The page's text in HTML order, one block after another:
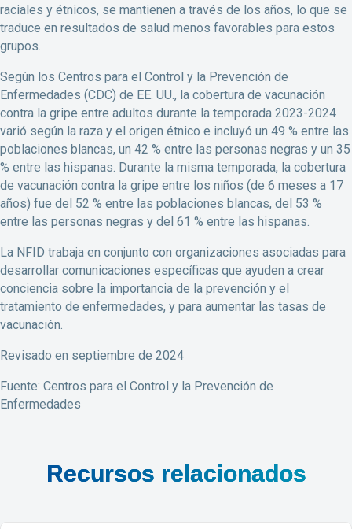
raciales y étnicos, se mantienen a través de los años, lo que se
traduce en resultados de salud menos favorables para estos
grupos.
Según los Centros para el Control y la Prevención de
Enfermedades (CDC) de EE. UU., la cobertura de vacunación
contra la gripe entre adultos durante la temporada 2023-2024
varió según la raza y el origen étnico e incluyó un 49 % entre las
poblaciones blancas, un 42 % entre las personas negras y un 35
% entre las hispanas. Durante la misma temporada, la cobertura
de vacunación contra la gripe entre los niños (de 6 meses a 17
años) fue del 52 % entre las poblaciones blancas, del 53 %
entre las personas negras y del 61 % entre las hispanas.
La NFID trabaja en conjunto con organizaciones asociadas para
desarrollar comunicaciones específicas que ayuden a crear
conciencia sobre la importancia de la prevención y el
tratamiento de enfermedades, y para aumentar las tasas de
vacunación.
Revisado en septiembre de 2024
Fuente: Centros para el Control y la Prevención de
Enfermedades
Recursos relacionados